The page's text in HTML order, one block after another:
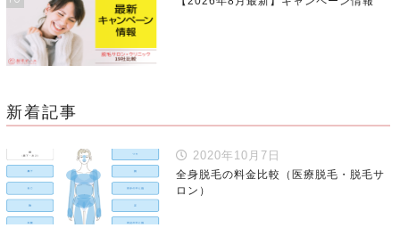
新着記事
2020年10月7日
全身脱毛の料金比較（医療脱毛・脱毛サ
ロン）